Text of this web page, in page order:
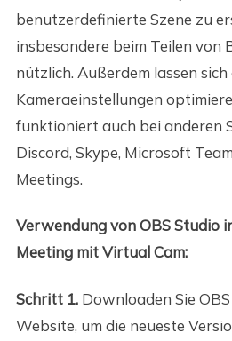
benutzerdefinierte Szene zu
insbesondere beim Teilen von
nützlich. Außerdem lassen sich
Kameraeinstellungen
funktioniert auch bei anderen
Discord, Skype, Microsoft
Meetings.
Verwendung von OBS Studio
Meeting mit Virtual Cam:
Schritt 1.Downloaden Sie
Website, um die neueste